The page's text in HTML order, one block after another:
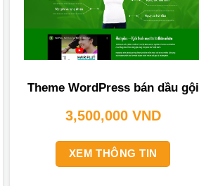
Theme WordPress bán dầu gội
3,500,000 VND
XEM THÔNG TIN